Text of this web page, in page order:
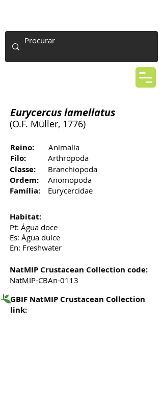
Eurycercus lamellatus
(O.F. Müller, 1776)
Reino: Animalia
Filo: Arthropoda
Classe: Branchiopoda
Ordem: Anomopoda
Família: Eurycercidae
Habitat:
Pt: Água doce
Es: Água dulce
En: Freshwater
NatMIP Crustacean Collection code:
NatMIP-CBAn-0113
GBIF NatMIP Crustacean Collection
link: